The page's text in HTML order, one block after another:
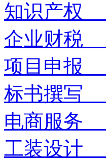
知识产权
企业财税
项目申报
标书撰写
电商服务
工装设计